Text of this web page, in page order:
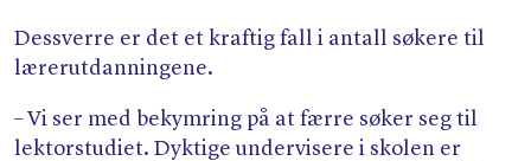
Dessverre er det et kraftig fall i antall søkere til
lærerutdanningene.
– Vi ser med bekymring på at færre søker seg til
lektorstudiet. Dyktige undervisere i skolen er